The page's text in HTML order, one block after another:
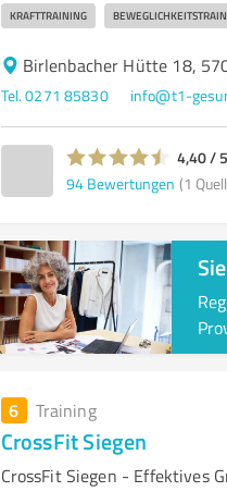
KRAFTTRAINING
Birlenbacher Hütte 18,
Tel. 0271 85830 info@t1-
4,40 /
94 Bewertungen (1
6 Training
CrossFit Siegen
CrossFit Siegen - Effektives